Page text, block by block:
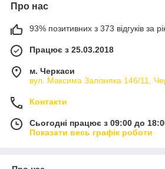
Про нас
93% позитивних з 373 відгуків за
Працює з 25.03.2018
м. Черкаси
вул. Максима Залізняка 146/11,
Контакти
Сьогодні працює з 09:00 до
Показати весь графік роботи